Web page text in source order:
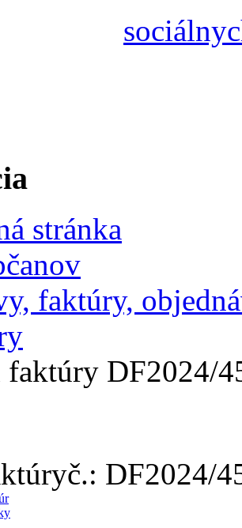
stránka
faktúry,
faktúry DF2024/
č.: DF2024/